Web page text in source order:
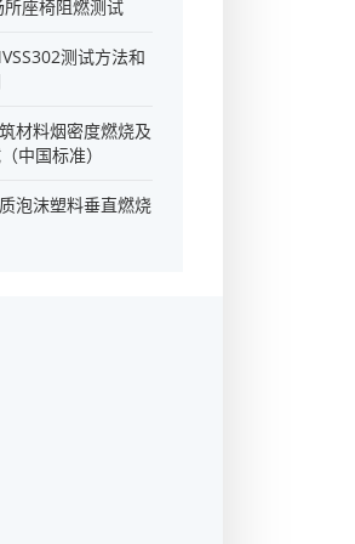
座椅阻燃测试
测试方法和
材料烟密度燃烧及
中国标准）
泡沫塑料垂直燃烧